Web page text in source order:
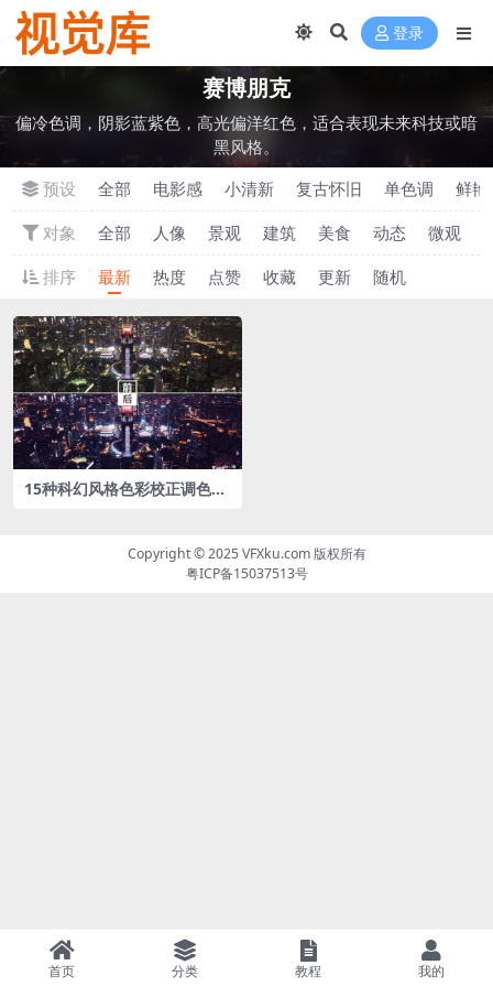
登录
‌赛博朋克
偏冷色调，阴影蓝紫色，高光偏洋红色，适合表现未来科技或暗
黑风格。
预设
全部 电影感 小清新 ‌复古怀旧 单色调
鲜艳
对象
全部 人像 景观 建筑 美食 动态 微观
排序
最新 热度 点赞 收藏 更新 随机
15种科幻风格色彩校正‌调色L
Copyright © 2025VFXku.com版权所有
粤ICP备15037513号
首页 分类 教程 我的